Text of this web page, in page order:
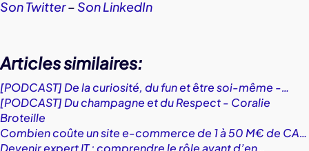
Son Twitter–Son LinkedIn
Articles similaires:
[PODCAST] De la curiosité, du fun et être soi-même -…
[PODCAST] Du champagne et du Respect - Coralie
Broteille
Combien coûte un site e-commerce de 1 à 50 M€ de CA…
Devenir expert IT : comprendre le rôle avant d’en…